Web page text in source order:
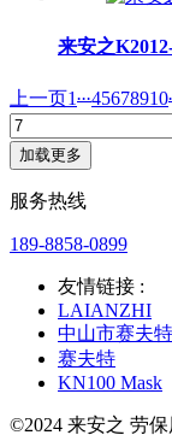
来安之
上一页1...45678910
加载更多
服务热线
189-8858-0899
友情链接 :
LAIANZHI
中山市赛夫
赛夫特
KN100 Mask
©2024 来安之 劳